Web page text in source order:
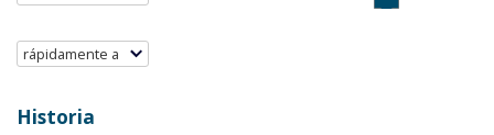
rápidamente a
Historia